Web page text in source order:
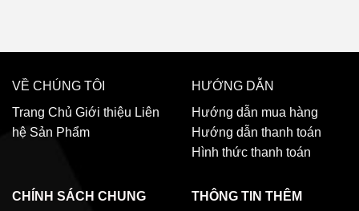
VỀ CHÚNG TÔI
Trang Chủ Giới thiệu Liên
hệ Sản Phẩm
HƯỚNG DẪN
Hướng dẫn mua hàng
Hướng dẫn thanh toán
Hình thức thanh toán
CHÍNH SÁCH CHUNG
THÔNG TIN THÊM